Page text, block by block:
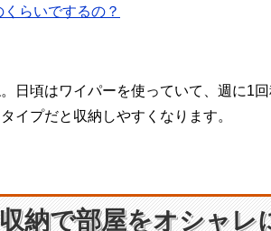
らいでするの？
日頃はワイパーを使っていて、週に1
イプだと収納しやすくなります。
納で部屋をオシャレ